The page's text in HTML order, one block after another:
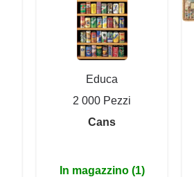
Educa
2 000 Pezzi
Cans
In magazzino (1)